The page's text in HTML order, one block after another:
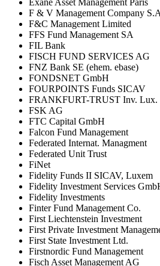
F & V Management Company
F&C Management Limited
FFS Fund Management SA
FIL Bank
FISCH FUND SERVICES AG
FNZ Bank SE (ehem. ebase)
FONDSNET GmbH
FOURPOINTS Funds SICAV
FRANKFURT-TRUST Inv. Lux.
FSK AG
FTC Capital GmbH
Falcon Fund Management
Federated Internat. Managment
Federated Unit Trust
FiNet
Fidelity Funds II SICAV, Luxem
Fidelity Investment Services
Fidelity Investments
Finter Fund Management Co.
First Liechtenstein Investment
First Private Investment
First State Investment Ltd.
Firstnordic Fund Management
Fisch Asset Management AG